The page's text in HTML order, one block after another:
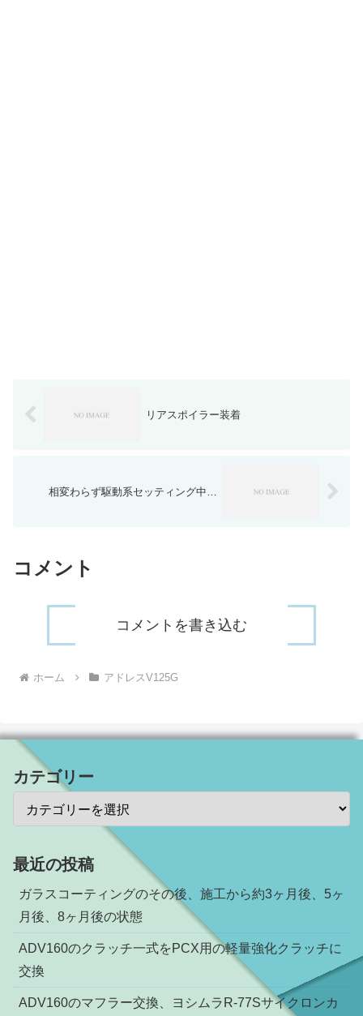
リアスポイラー装着
相変わらず駆動系セッティング中…
コメント
コメントを書き込む
ホーム アドレスV125G
カテゴリー
最近の投稿
ガラスコーティングのその後、施工から約3ヶ月後、5ヶ
月後、8ヶ月後の状態
ADV160のクラッチ一式をPCX用の軽量強化クラッチに
交換
ADV160のマフラー交換、ヨシムラR-77Sサイクロンカ